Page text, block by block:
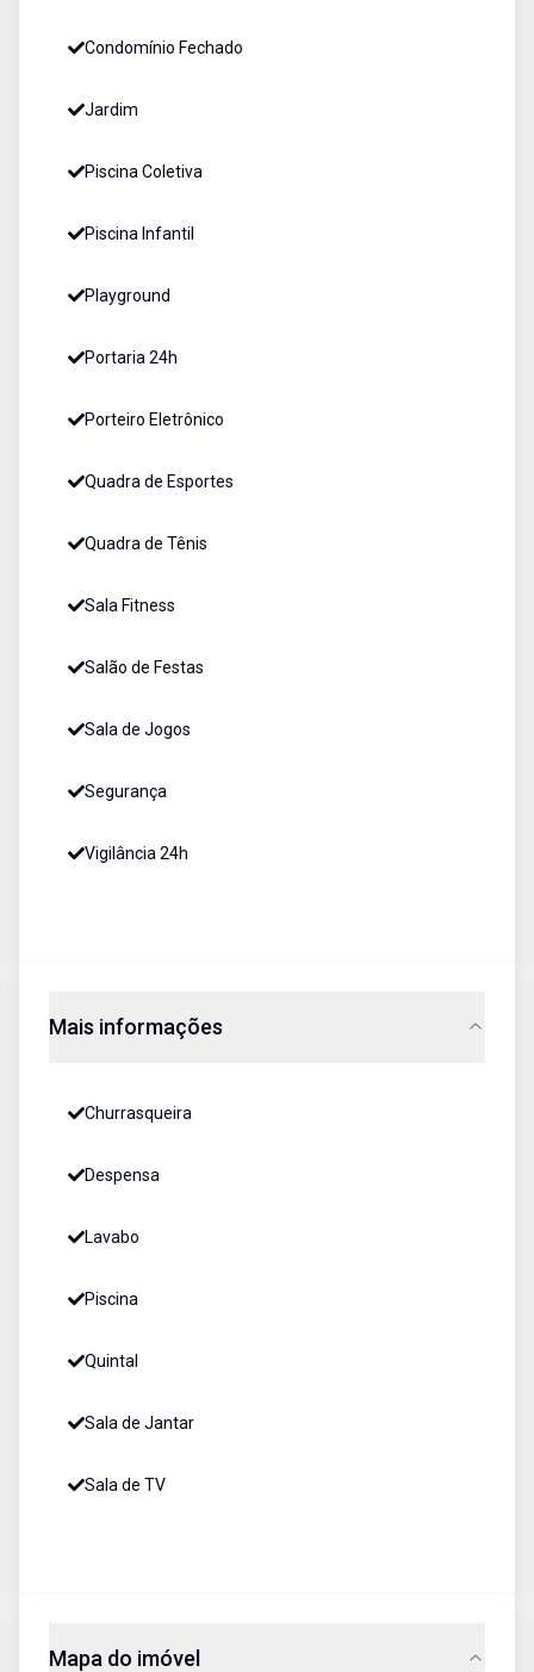
Condomínio Fechado
Jardim
Piscina Coletiva
Piscina Infantil
Playground
Portaria 24h
Porteiro Eletrônico
Quadra de Esportes
Quadra de Tênis
Sala Fitness
Salão de Festas
Sala de Jogos
Segurança
Vigilância 24h
Mais informações
Churrasqueira
Despensa
Lavabo
Piscina
Quintal
Sala de Jantar
Sala de TV
Mapa do imóvel